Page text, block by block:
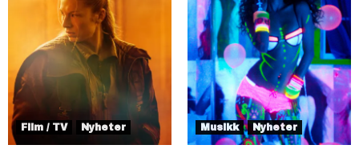
Film / TV Nyheter Musikk Nyheter